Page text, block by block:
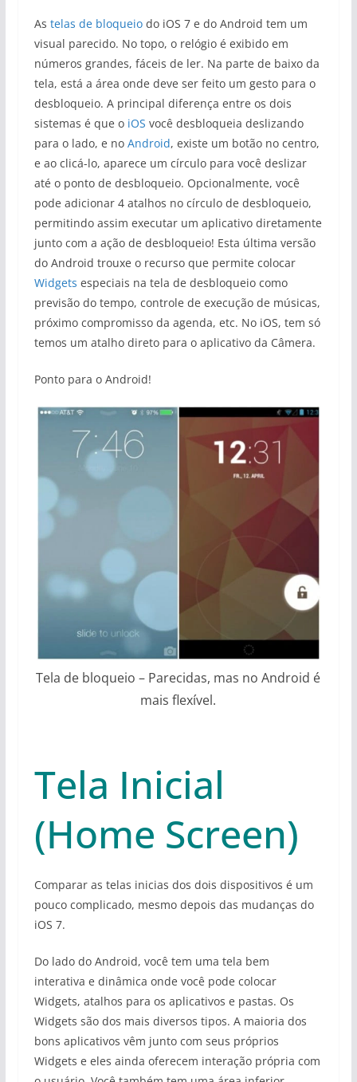
As telas de bloqueiodo iOS 7 e do Android tem um
visual parecido. No topo, o relógio é exibido em
números grandes, fáceis de ler. Na parte de baixo da
tela, está a área onde deve ser feito um gesto para o
desbloqueio. A principal diferença entre os dois
sistemas é que o iOS você desbloqueia deslizando
para o lado, e no Android, existe um botão no centro,
e ao clicá-lo, aparece um círculo para você deslizar
até o ponto de desbloqueio. Opcionalmente, você
pode adicionar 4 atalhos no círculo de desbloqueio,
permitindo assim executar um aplicativo diretamente
junto com a ação de desbloqueio! Esta última versão
do Android trouxe o recurso que permite colocar
Widgets especiais na tela de desbloqueio como
previsão do tempo, controle de execução de músicas,
próximo compromisso da agenda, etc. No iOS, tem só
temos um atalho direto para o aplicativo da Câmera.
Ponto para o Android!
Tela de bloqueio – Parecidas, mas no Android é
mais flexível.
Tela Inicial
(Home Screen)
Comparar as telas inicias dos dois dispositivos é um
pouco complicado, mesmo depois das mudanças do
iOS 7.
Do lado do Android, você tem uma tela bem
interativa e dinâmica onde você pode colocar
Widgets, atalhos para os aplicativos e pastas. Os
Widgets são dos mais diversos tipos. A maioria dos
bons aplicativos vêm junto com seus próprios
Widgets e eles ainda oferecem interação própria com